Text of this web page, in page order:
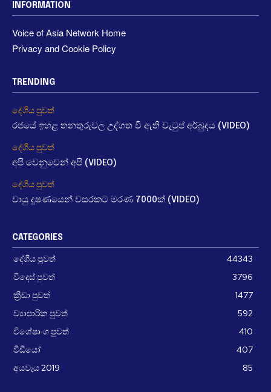
INFORMATION
Voice of Asia Network Home
Privacy and Cookie Policy
TRENDING
දේශීය පුවත්
රජයේ ඉහළ තනතුරුවල උද්ගත වී ඇති වැටුප් අර්බුදය (VIDEO)
දේශීය පුවත්
අපි වෙනුවෙන් අපි (VIDEO)
දේශීය පුවත්
වායු දූෂණයෙන් වසරකට මරණ 7000ක් (VIDEO)
CATEGORIES
දේශීය පුවත්
44343
විදෙස් පුවත්
3796
ක්‍රීඩා පුවත්
1477
ව්‍යාපාරික පුවත්
592
විශේෂාංග පුවත්
410
වීඩීයෝ
407
අයවැය 2019
85